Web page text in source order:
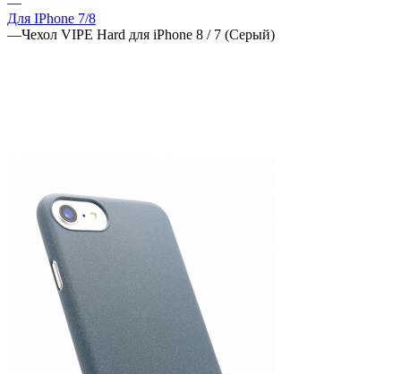
Для IPhone 7/8
—Чехол VIPE Hard для iPhone 8 / 7 (Серый)